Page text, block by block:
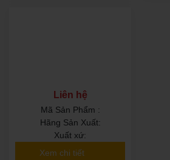
Liên hệ
Mã Sản Phẩm :
Hãng Sản Xuất:
Xuất xứ:
Xem chi tiết